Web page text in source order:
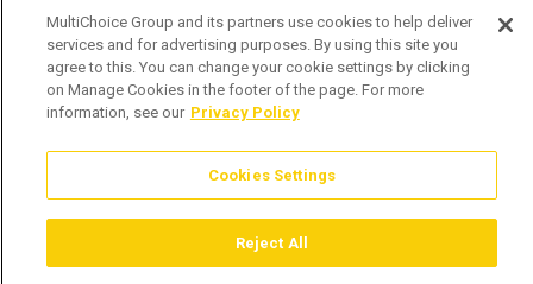
MultiChoice Group and its partners use cookies to help deliver
services and for advertising purposes. By using this site you
agree to this. You can change your cookie settings by clicking
on Manage Cookies in the footer of the page. For more
information, see our Privacy Policy
Cookies Settings
Reject All